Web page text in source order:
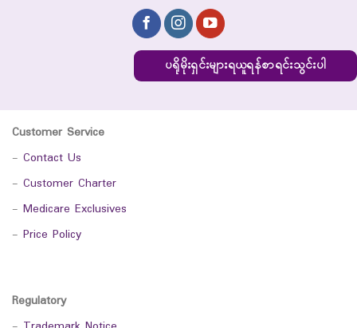
ပရိုမိုးရှင်းများရယူရန်စာရင်းသွင်းပါ
Customer Service
- Contact Us
- Customer Charter
- Medicare Exclusives
- Price Policy
Regulatory